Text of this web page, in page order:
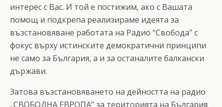
интерес с Вас. И той е постижим, ако с Вашата
помощ и подкрепа реализираме идеята за
възстановяване работата на Радио “Свобода” с
фокус върху истинските демократични принципи
не само за България, а и за останалите балкански
държави.
Затова възстановяването на дейността на радио
„СВОБОДНА ЕВРОПА” за територията на България